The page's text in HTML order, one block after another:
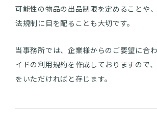
可能性の物品の出品制限を定めることや
法規制に目を配ることも大切です。
当事務所では、企業様からのご要望に合
イドの利用規約を作成しておりますので
をいただければと存じます。